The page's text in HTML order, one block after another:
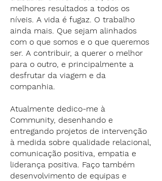
melhores resultados a todos os
níveis. A vida é fugaz. O trabalho
ainda mais. Que sejam alinhados
com o que somos e o que queremos
ser. A contribuir, a querer o melhor
para o outro, e principalmente a
desfrutar da viagem e da
companhia.
Atualmente dedico-me à
Community, desenhando e
entregando projetos de intervenção
à medida sobre qualidade relacional,
comunicação positiva, empatia e
liderança positiva. Faço também
desenvolvimento de equipas e